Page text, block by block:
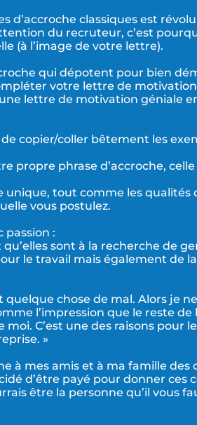
d’accroche classiques est
du recruteur, c’est
(à l’image de votre lettre).
qui dépotent pour bien
votre lettre de
lettre de motivation géniale
copier/coller bêtement les
propre phrase d’accroche,
tout comme les qualités
vous postulez.
passion :
sont à la recherche de
le travail mais également de
quelque chose de mal. Alors je
l’impression que le reste de
C’est une des raisons pour
»
à mes amis et à ma famille des
d’être payé pour donner ces
être la personne qu’il vous